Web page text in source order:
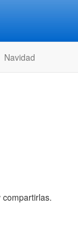
Navidad